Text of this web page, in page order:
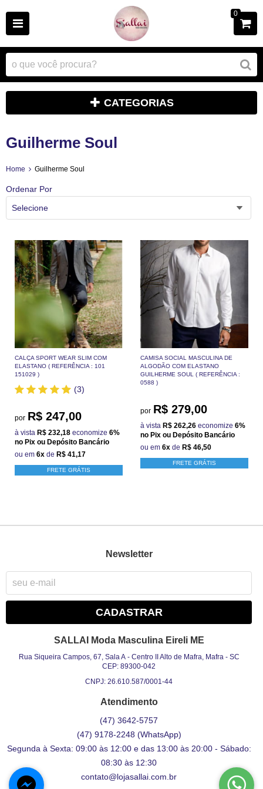
0
CATEGORIAS
Guilherme Soul
Home Guilherme Soul
Ordenar Por
Selecione
CALÇA SPORT WEAR SLIM COM
ELASTANO ( REFERÊNCIA : 101
151029 )
(3)
por R$ 247,00
à vista R$ 232,18 economize 6%
no Pix ou Depósito Bancário
ou em 6x de R$ 41,17
FRETE GRÁTIS
CAMISA SOCIAL MASCULINA DE
ALGODÃO COM ELASTANO
GUILHERME SOUL ( REFERÊNCIA :
0588 )
por R$ 279,00
à vista R$ 262,26 economize 6%
no Pix ou Depósito Bancário
ou em 6x de R$ 46,50
FRETE GRÁTIS
Newsletter
CADASTRAR
SALLAI Moda Masculina Eireli ME
Rua Siqueira Campos, 67, Sala A- Centro II Alto de Mafra, Mafra - SC
CEP: 89300-042
CNPJ: 26.610.587/0001-44
Atendimento
(47) 3642-5757
(47) 9178-2248 (WhatsApp)
Segunda à Sexta: 09:00 às 12:00 e das 13:00 às 20:00 - Sábado:
08:30 às 12:30
contato@lojasallai.com.br